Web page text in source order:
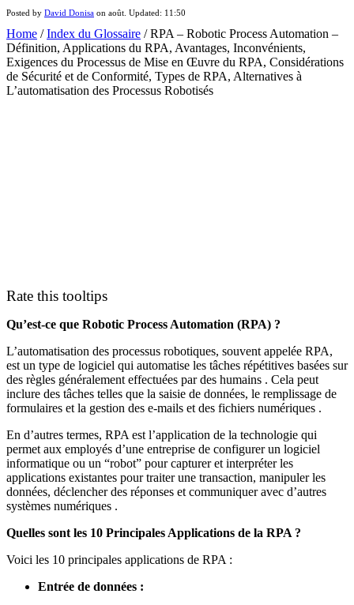
Posted by David Donisa on août . Updated: 11:50
Home /Index du Glossaire /RPA – Robotic Process Automation –
Définition, Applications du RPA, Avantages, Inconvénients,
Exigences du Processus de Mise en Œuvre du RPA, Considérations
de Sécurité et de Conformité, Types de RPA, Alternatives à
L’automatisation des Processus Robotisés
Rate this tooltips
Qu’est-ce que Robotic Process Automation (RPA) ?
L’automatisation des processus robotiques, souvent appelée RPA,
est un type de logiciel qui automatise les tâches répétitives basées sur
des règles généralement effectuées par des humains . Cela peut
inclure des tâches telles que la saisie de données, le remplissage de
formulaires et la gestion des e-mails et des fichiers numériques .
En d’autres termes, RPA est l’application de la technologie qui
permet aux employés d’une entreprise de configurer un logiciel
informatique ou un “robot” pour capturer et interpréter les
applications existantes pour traiter une transaction, manipuler les
données, déclencher des réponses et communiquer avec d’autres
systèmes numériques .
Quelles sont les 10 Principales Applications de la RPA ?
Voici les 10 principales applications de RPA :
Entrée de données :